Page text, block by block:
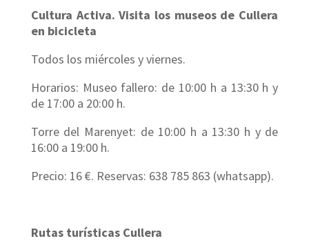
Cultura Activa. Visita los museos de Cullera
en bicicleta
Todos los miércoles y viernes.
Horarios: Museo fallero: de 10:00 h a 13:30 h y
de 17:00 a 20:00 h.
Torre del Marenyet: de 10:00 h a 13:30 h y de
16:00 a 19:00 h.
Precio: 16 €. Reservas: 638 785 863 (whatsapp).
Rutas turísticas Cullera